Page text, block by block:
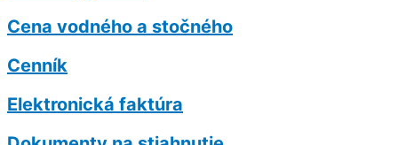
Cena vodného a stočného
Cenník
Elektronická faktúra